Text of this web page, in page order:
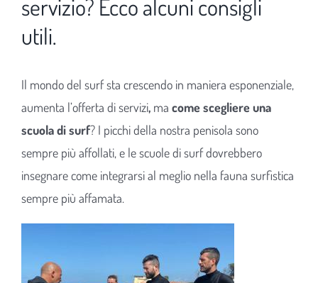
servizio? Ecco alcuni consigli
utili.
Il mondo del surf sta crescendo in maniera esponenziale,
aumenta l’offerta di servizi, ma come scegliere una
scuola di surf? I picchi della nostra penisola sono
sempre più affollati, e le scuole di surf dovrebbero
insegnare come integrarsi al meglio nella fauna surfistica
sempre più affamata.